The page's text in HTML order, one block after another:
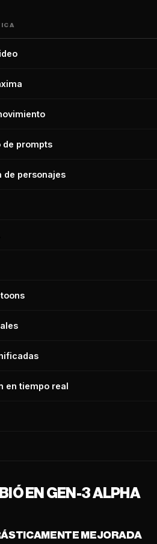
de prompts
de personajes
en tiempo real
EN GEN-3 ALPHA
MEJORADA